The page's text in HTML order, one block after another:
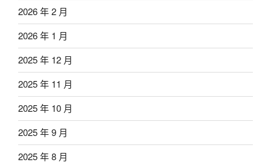
2026 年 2 月
2026 年 1 月
2025 年 12 月
2025 年 11 月
2025 年 10 月
2025 年 9 月
2025 年 8 月